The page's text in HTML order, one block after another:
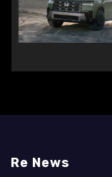
Re News